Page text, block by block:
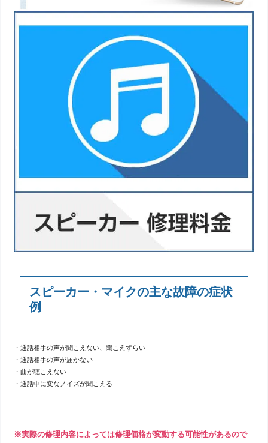
スピーカー・マイクの主な故障の症状
例
・通話相手の声が聞こえない、聞こえずらい
・通話相手の声が届かない
・曲が聴こえない
・通話中に変なノイズが聞こえる
※実際の修理内容によっては修理価格が変動する可能性があるので